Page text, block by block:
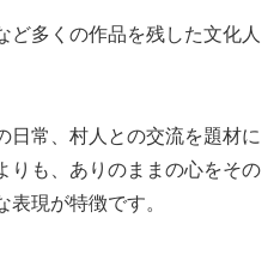
ど多くの作品を残した文化人
日常、村人との交流を題材に
りも、ありのままの心をその
表現が特徴です。